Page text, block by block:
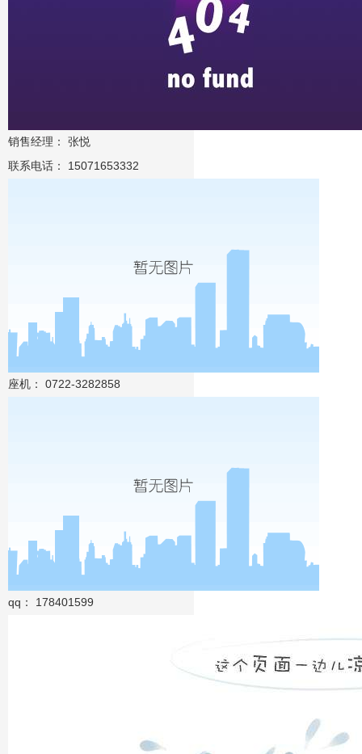
销售经理： 张悦
联系电话： 15071653332
座机： 0722-3282858
qq： 178401599